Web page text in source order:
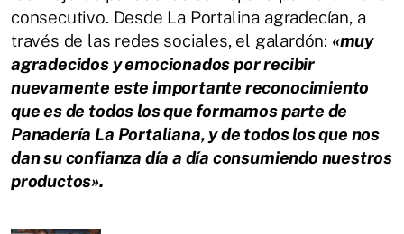
consecutivo. Desde La Portalina agradecían, a
través de las redes sociales, el galardón: «muy
agradecidos y emocionados por recibir
nuevamente este importante reconocimiento
que es de todos los que formamos parte de
Panadería La Portaliana, y de todos los que nos
dan su confianza día a día consumiendo nuestros
productos».